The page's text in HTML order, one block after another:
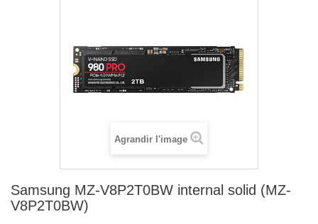
Agrandir l'image
Samsung MZ-V8P2T0BW internal solid (MZ-
V8P2T0BW)